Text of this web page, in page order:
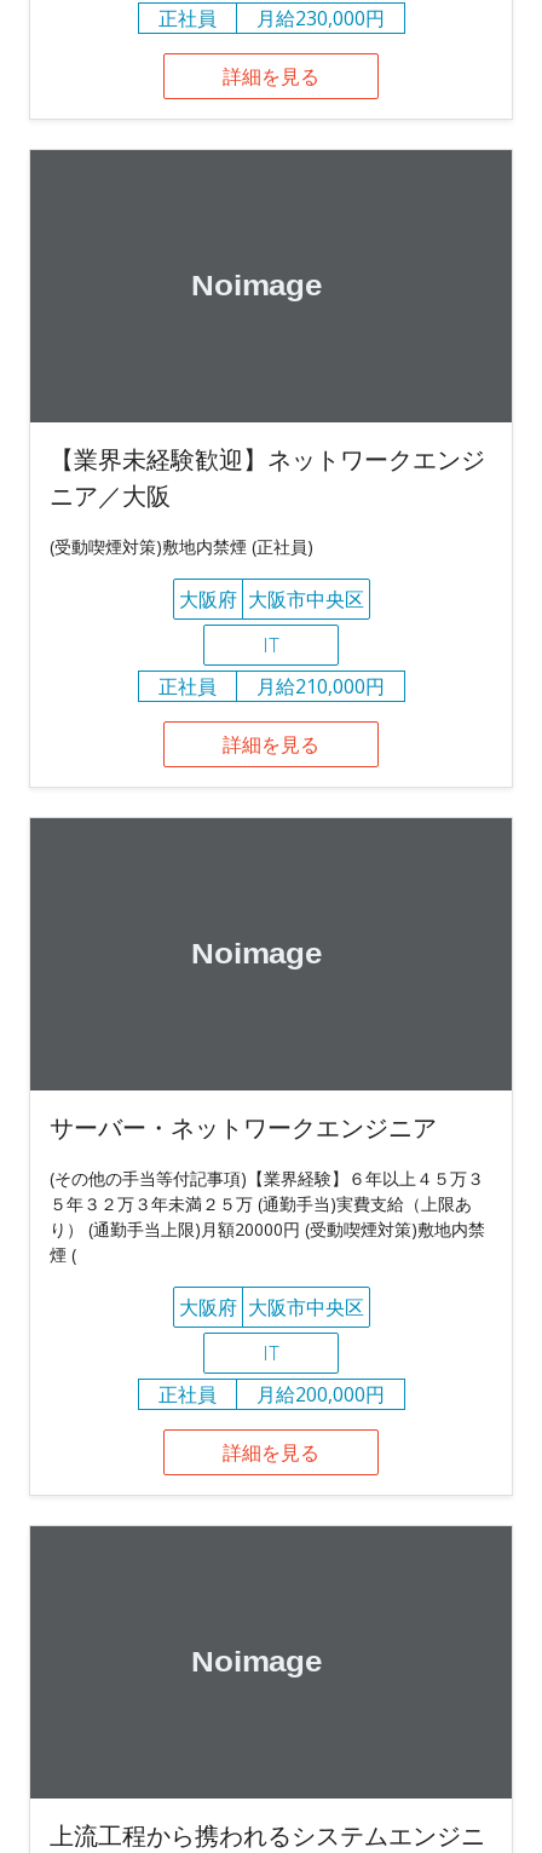
正社員
月給230,000円
詳細を見る
【業界未経験歓迎】ネットワークエンジ
ニア／大阪
(受動喫煙対策)敷地内禁煙 (正社員)
大阪府 大阪市中央区
IT
正社員
月給210,000円
詳細を見る
サーバー・ネットワークエンジニア
(その他の手当等付記事項)【業界経験】６年以上４５万３
５年３２万３年未満２５万 (通勤手当)実費支給（上限あ
り） (通勤手当上限)月額20000円 (受動喫煙対策)敷地内禁
煙 (
大阪府 大阪市中央区
IT
正社員
月給200,000円
詳細を見る
上流工程から携われるシステムエンジニ